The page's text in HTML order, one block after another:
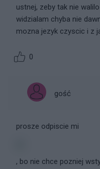
ustnej, zeby tak nie
widzialam chyba nie
mozna jezyk czyscic i z
0
gość
prosze odpiscie mi
, bo nie chce pozniej